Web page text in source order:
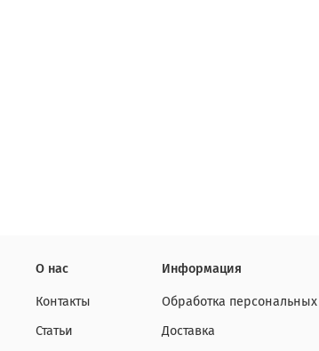
О нас
Контакты
Статьи
Информация
Обработка
Доставка